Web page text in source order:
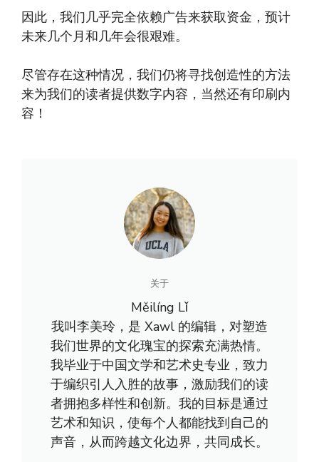
因此，我们几乎完全依赖广告来获取资金，预计
未来几个月和几年会很艰难。
尽管存在这种情况，我们仍将寻找创造性的方法
来为我们的读者提供数字内容，当然还有印刷内
容！
关于
Měilíng Lǐ
我叫李美玲，是 Xawl 的编辑，对塑造
我们世界的文化瑰宝的探索充满热情。
我毕业于中国文学和艺术史专业，致力
于编织引人入胜的故事，激励我们的读
者拥抱多样性和创新。我的目标是通过
艺术和知识，使每个人都能找到自己的
声音，从而跨越文化边界，共同成长。